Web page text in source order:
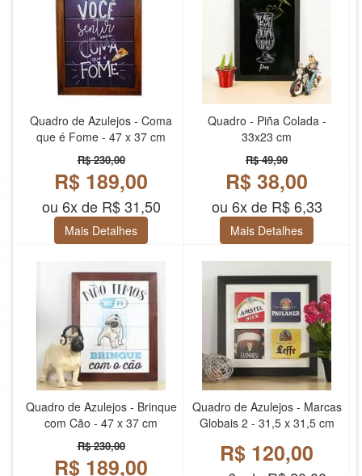
Quadro de Azulejos - Coma
que é Fome - 47 x 37 cm
R$ 230,00
R$ 189,00
ou 6x de R$ 31,50
Mais Detalhes
Quadro - Piña Colada -
33x23 cm
R$ 49,90
R$ 38,00
ou 6x de R$ 6,33
Mais Detalhes
Quadro de Azulejos - Brinque
com Cão - 47 x 37 cm
R$ 230,00
R$ 189,00
Quadro de Azulejos - Marcas
Globais 2 - 31,5 x 31,5 cm
R$ 120,00